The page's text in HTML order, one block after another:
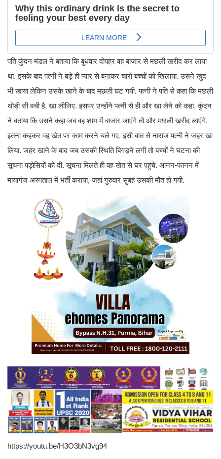
पति कुंदन मंडल ने बताया कि बुधवार दोपहर वह बाजार से मछली खरीद कर लाया
था. इसके बाद पत्नी ने बड़े ही प्यार से बनाकर चारों बच्चों को खिलाया. उसने खुद
भी खाया लेकिन उसके खाने के बाद मछली घट गयी. पत्नी ने पति से कहा कि मछली
थोड़ी सी बची है, खा लीजिए. इसपर उन्होंने पत्नी से ही और खा लेने को कहा. कुंदन
ने बताया कि उसने कहा जब वह शाम में बाजार जाएंगे तो और मछली खरीद लाएंगे.
इतना कहकर वह खेत पर काम करने चले गए. इसी बात से नाराज पत्नी ने जहर खा
लिया. जहर खाने के बाद जब उसकी स्थिति बिगड़ने लगी तो बच्चों ने घटना की
सूचना पड़ोसियों को दी. सूचना मिलते ही वह खेत से घर पहुंचे. आनन-फानन में
मायागंज अस्पताल में भर्ती कराया, जहां गुरुवार सुबह उसकी मौत हो गयी.
https://youtu.be/H3O3bN3vg94